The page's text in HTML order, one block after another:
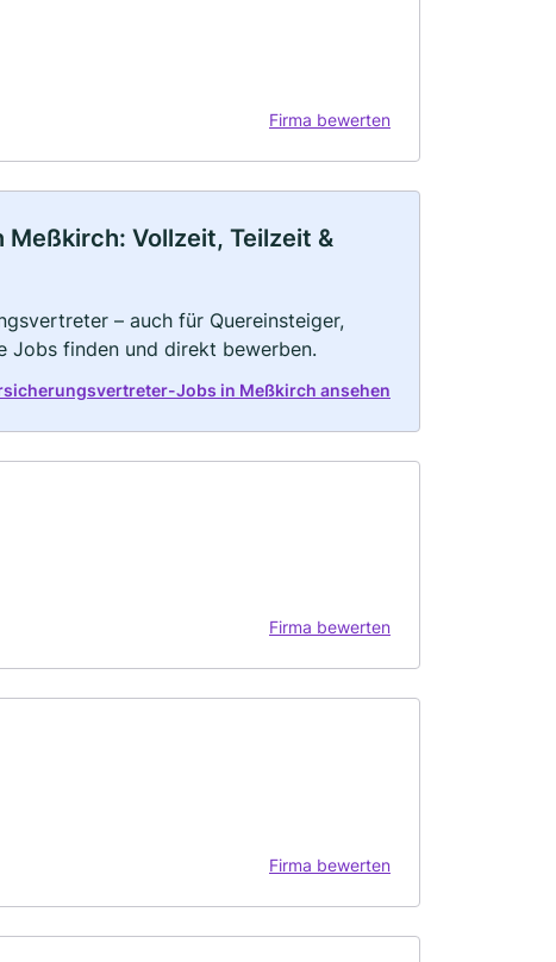
Firma bewerten
Vollzeit, Teilzeit &
– auch für Quereinsteiger,
Jobs finden und direkt bewerben.
Jobs in Meßkirch ansehen
Firma bewerten
Firma bewerten